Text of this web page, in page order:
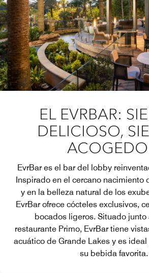
EL EVRBAR:
DELICIOSO,
EvrBar es el bar del lobby
Inspirado en el cercano nacimiento
y en la belleza natural de los
EvrBar ofrece cócteles exclusivos,
bocados ligeros. Situado
restaurante Primo, EvrBar tiene
acuático de Grande Lakes y es
su bebida favorita.